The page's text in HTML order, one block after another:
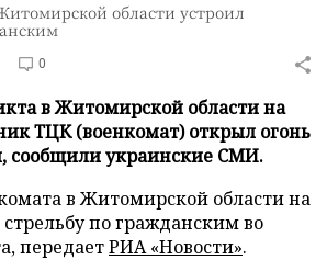
области устроил
0
в Житомирской области на
ТЦК (военкомат) открыл огонь
сообщили украинские СМИ.
в Житомирской области на
по гражданским во
передаетРИА «Новости».